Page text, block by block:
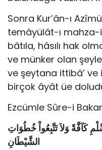
Sonra Kur’ân-ı
temâyülât-ı
bâtıla, hâsılı hak
ve münker olan
ve şeytana ittibâ’ ve
birçok âyât üe
Ezcümle Sûre-i
كَآفَّةً وَلاَ تَتَّبِعُواْ خُطُوَاتِ
الشَّيْطَانِ